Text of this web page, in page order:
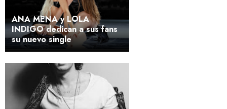
ANA MENA y LOLA
INDIGO dedican a sus fans
su nuevo single